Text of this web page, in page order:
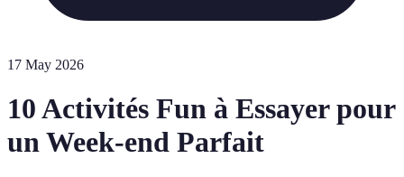
17 May 2026
10 Activités Fun à Essayer pour
un Week-end Parfait